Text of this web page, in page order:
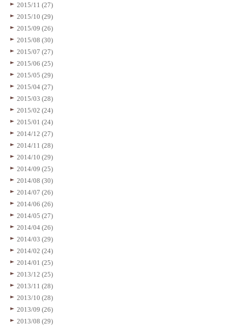
2015/11 (27)
2015/10 (29)
2015/09 (26)
2015/08 (30)
2015/07 (27)
2015/06 (25)
2015/05 (29)
2015/04 (27)
2015/03 (28)
2015/02 (24)
2015/01 (24)
2014/12 (27)
2014/11 (28)
2014/10 (29)
2014/09 (25)
2014/08 (30)
2014/07 (26)
2014/06 (26)
2014/05 (27)
2014/04 (26)
2014/03 (29)
2014/02 (24)
2014/01 (25)
2013/12 (25)
2013/11 (28)
2013/10 (28)
2013/09 (26)
2013/08 (29)